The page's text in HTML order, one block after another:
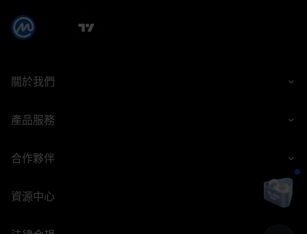
關於我們
產品服務
合作夥伴
資源中心